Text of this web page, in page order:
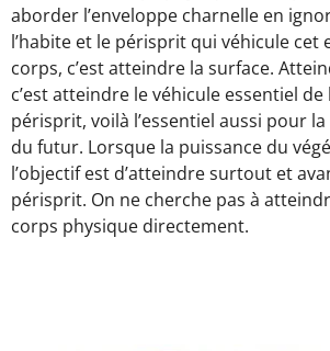
aborder l’enveloppe charnelle en
l’habite et le périsprit qui véhicule cet
corps, c’est atteindre la surface.
c’est atteindre le véhicule essentiel de
périsprit, voilà l’essentiel aussi pour
du futur. Lorsque la puissance du
l’objectif est d’atteindre surtout et
périsprit. On ne cherche pas à
corps physique directement.